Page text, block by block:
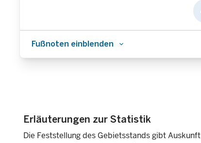
Fußnoten einblenden
Erläuterungen zur Statistik
Die Feststellung des Gebietsstands gibt Auskunft